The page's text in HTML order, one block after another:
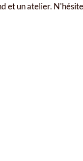
un atelier.